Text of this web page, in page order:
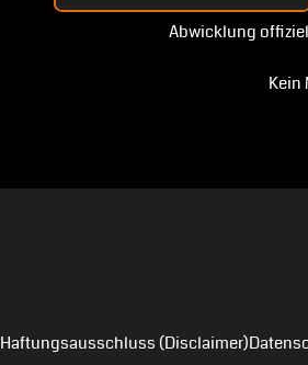
Abwicklung
Kein
Haftungsausschluss (Disclaimer)